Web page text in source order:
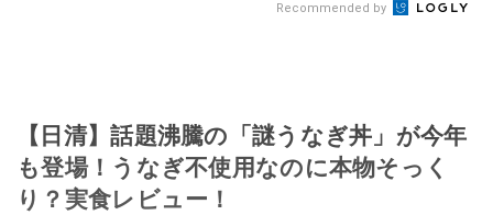
Recommended by
【日清】話題沸騰の「謎うなぎ丼」が今年
も登場！うなぎ不使用なのに本物そっく
り？実食レビュー！